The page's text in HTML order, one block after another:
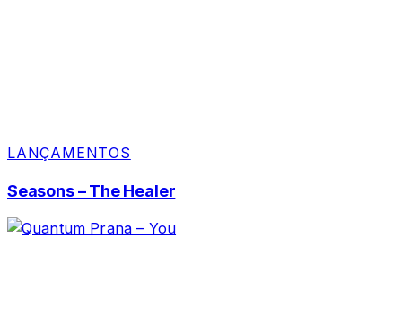
LANÇAMENTOS
Seasons – The Healer